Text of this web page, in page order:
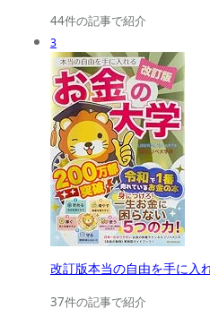
44件の記事で紹介
3
改訂版本当の自由を手に入
37件の記事で紹介